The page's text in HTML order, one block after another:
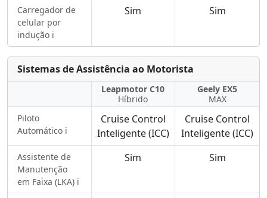
Carregador de
celular por
indução ℹ️
Sim Sim
Sistemas de Assistência ao Motorista
Leapmotor C10
Híbrido
Geely EX5
MAX
Piloto
Automático ℹ️
Cruise Control
Inteligente (ICC)
Cruise Control
Inteligente (ICC)
Assistente de
Manutenção
em Faixa (LKA) ℹ️
Sim Sim